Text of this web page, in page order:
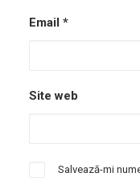
Email *
Site web
Salvează-mi